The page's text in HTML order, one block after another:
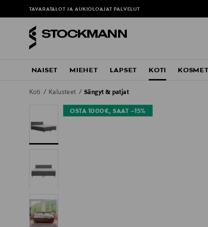
TAVARATALOT JA AUKIOLOAJAT PALVELUT
NAISET MIEHET LAPSET KOTI
Koti Kalusteet Sängyt & patjat
OSTA 1000€, SAAT –15%